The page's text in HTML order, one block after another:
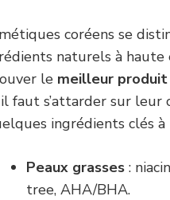
coréens se
naturels à haute
le meilleur
faut s’attarder sur leur
ingrédients clés
Peaux grasses :
tree, AHA/BHA.